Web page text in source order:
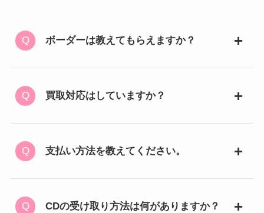
ボーダーは教えてもらえますか？
買取対応はしていますか？
支払い方法を教えてください。
CDの受け取り方法は何がありますか？